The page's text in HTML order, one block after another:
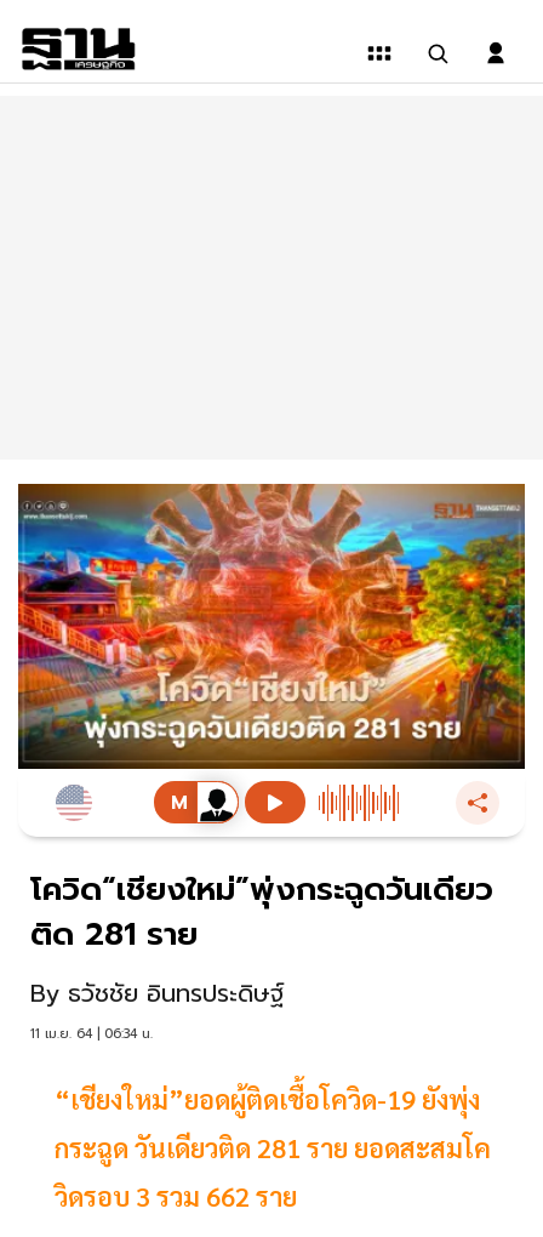
โควิด“เชียงใหม่”พุ่งกระฉูดวันเดียว
ติด 281 ราย
By ธวัชชัย อินทรประดิษฐ์
11 เม.ย. 64 | 06:34 น.
“เชียงใหม่”ยอดผู้ติดเชื้อโควิด-19 ยังพุ่ง
กระฉูด วันเดียวติด 281 ราย ยอดสะสมโค
วิดรอบ 3 รวม 662 ราย